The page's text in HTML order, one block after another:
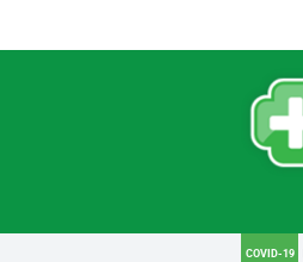
COVID-19